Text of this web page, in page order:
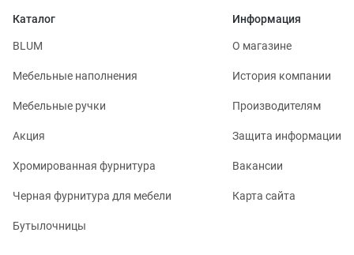
Каталог
BLUM
Мебельные наполнения
Мебельные ручки
Акция
Хромированная фурнитура
Черная фурнитура для мебели
Бутылочницы
Информация
О магазине
История компании
Производителям
Защита информации
Вакансии
Карта сайта